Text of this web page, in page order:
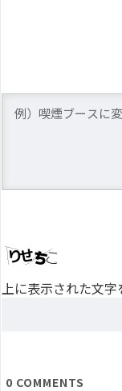
上に表示された文字
0 COMMENTS